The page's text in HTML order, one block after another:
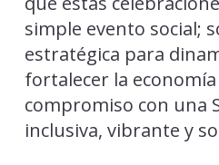
simple evento social;
estratégica para
fortalecer la
compromiso con una
inclusiva, vibrante y